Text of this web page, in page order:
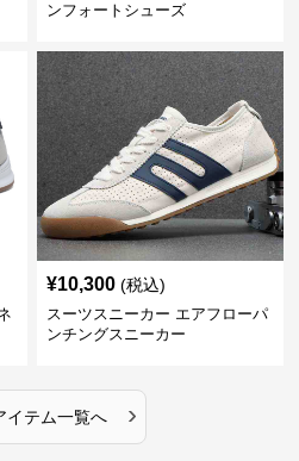
ンフォートシューズ
¥10,300 (税込)
スーツスニーカー エアフローパ
ンチングスニーカー
イテム一覧へ ›